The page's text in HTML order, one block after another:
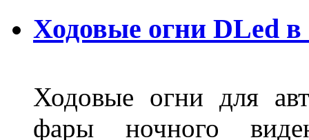
Ходовые огни DLed
Ходовые огни для
фары ночного